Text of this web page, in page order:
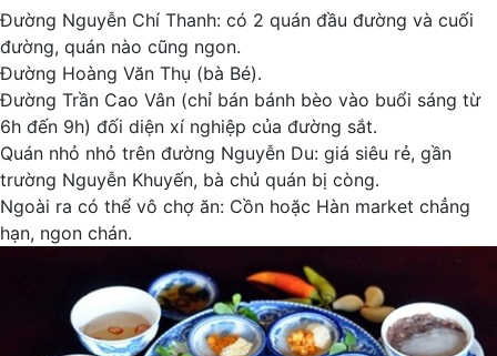
Đường Nguyễn Chí Thanh: có 2 quán đầu đường và cuối
đường, quán nào cũng ngon.
Đường Hoàng Văn Thụ (bà Bé).
Đường Trần Cao Vân (chỉ bán bánh bèo vào buổi sáng từ
6h đến 9h) đối diện xí nghiệp của đường sắt.
Quán nhỏ nhỏ trên đường Nguyễn Du: giá siêu rẻ, gần
trường Nguyễn Khuyến, bà chủ quán bị còng.
Ngoài ra có thể vô chợ ăn: Cồn hoặc Hàn market chẳng
hạn, ngon chán.